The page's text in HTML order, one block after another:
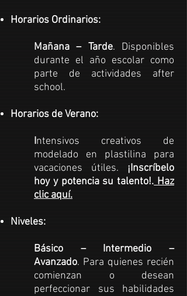
Horarios Ordinarios:
Mañana – Tarde. Disponibles
durante el año escolar como
parte de actividades after
school.
Horarios de Verano:
Intensivos creativos de
modelado en plastilina para
vacaciones útiles. ¡Inscríbelo
hoy y potencia su talento!. Haz
clic aquí.
Niveles:
Básico – Intermedio –
Avanzado. Para quienes recién
comienzan o desean
perfeccionar sus habilidades